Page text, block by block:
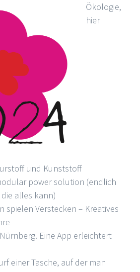
Ökologie,
hier
und Kunststoff
power solution (endlich
alles kann)
spielen Verstecken – Kreatives
Eine App erleichtert
einer Tasche, auf der man